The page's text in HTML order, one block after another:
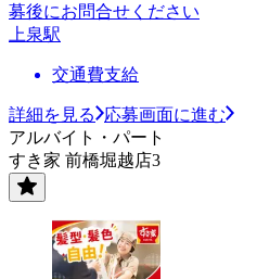
募後にお問合せください
上泉駅
交通費支給
詳細を見る
応募画面に進む
アルバイト・パート
すき家 前橋堀越店3